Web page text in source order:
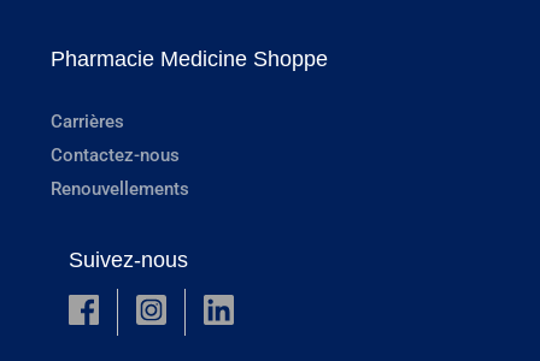
Pharmacie Medicine Shoppe
Carrières
Contactez-nous
Renouvellements
Suivez-nous